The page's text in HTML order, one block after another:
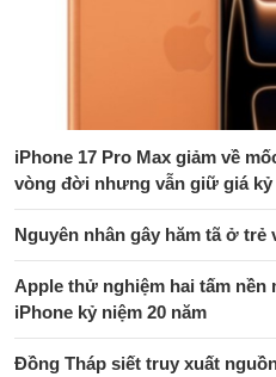
iPhone 17 Pro Max giảm về
vòng đời nhưng vẫn giữ giá kỷ
Nguyên nhân gây hăm tã ở trẻ
Apple thử nghiệm hai tấm nền
iPhone kỷ niệm 20 năm
Đồng Tháp siết truy xuất